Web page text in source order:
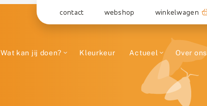
contact webshop winkelwagen
Wat kan jij doen? Kleurkeur Actueel Over ons